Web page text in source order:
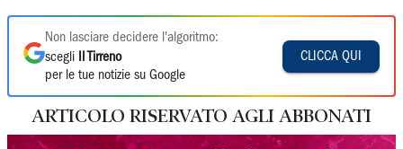
Non lasciare decidere l'algoritmo:
scegli
Il Tirreno
per le tue notizie su Google
CLICCA QUI
ARTICOLO RISERVATO AGLI ABBONATI